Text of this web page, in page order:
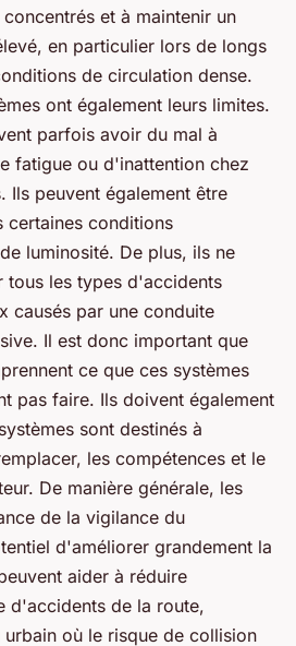
et à maintenir un
en particulier lors de longs
de circulation dense.
ont également leurs limites.
parfois avoir du mal à
fatigue ou d'inattention chez
Ils peuvent également être
certaines conditions
luminosité. De plus, ils ne
tous les types d'accidents
causés par une conduite
Il est donc important que
ce que ces systèmes
pas faire. Ils doivent également
sont destinés à
les compétences et le
De manière générale, les
de la vigilance du
d'améliorer grandement la
aider à réduire
d'accidents de la route,
urbain où le risque de collision